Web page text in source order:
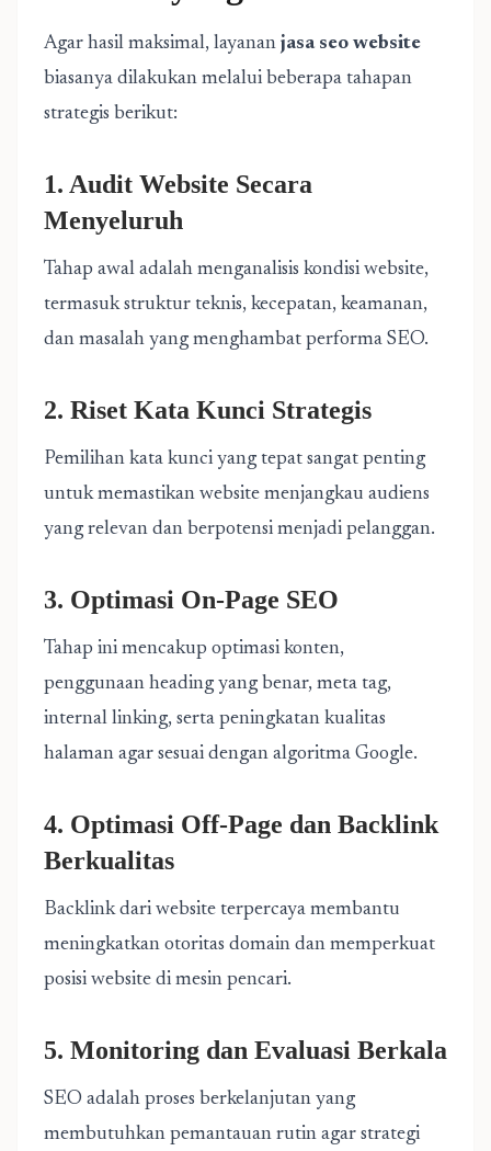
Agar hasil maksimal, layanan jasa seo website
biasanya dilakukan melalui beberapa tahapan
strategis berikut:
1. Audit Website Secara
Menyeluruh
Tahap awal adalah menganalisis kondisi website,
termasuk struktur teknis, kecepatan, keamanan,
dan masalah yang menghambat performa SEO.
2. Riset Kata Kunci Strategis
Pemilihan kata kunci yang tepat sangat penting
untuk memastikan website menjangkau audiens
yang relevan dan berpotensi menjadi pelanggan.
3. Optimasi On-Page SEO
Tahap ini mencakup optimasi konten,
penggunaan heading yang benar, meta tag,
internal linking, serta peningkatan kualitas
halaman agar sesuai dengan algoritma Google.
4. Optimasi Off-Page dan Backlink
Berkualitas
Backlink dari website terpercaya membantu
meningkatkan otoritas domain dan memperkuat
posisi website di mesin pencari.
5. Monitoring dan Evaluasi Berkala
SEO adalah proses berkelanjutan yang
membutuhkan pemantauan rutin agar strategi